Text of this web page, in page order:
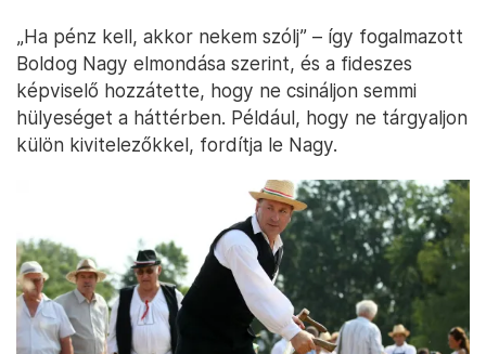
„Ha pénz kell, akkor nekem szólj” – így fogalmazott
Boldog Nagy elmondása szerint, és a fideszes
képviselő hozzátette, hogy ne csináljon semmi
hülyeséget a háttérben. Például, hogy ne tárgyaljon
külön kivitelezőkkel, fordítja le Nagy.